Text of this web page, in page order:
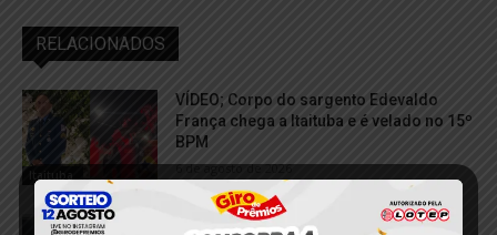
RELACIONADOS
VÍDEO; Corpo do sargento Edevaldo
França chega a Itaituba e é velado no 15º
BPM
6 de agosto de 2026
Homem é preso suspeito de aplicar